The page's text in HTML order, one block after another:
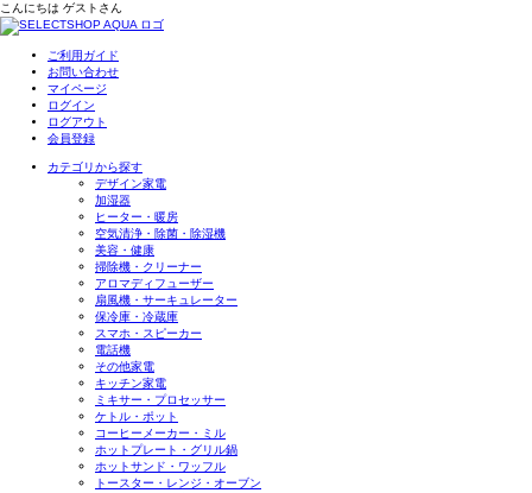
こんにちは ゲスト さん
ご利用ガイド
お問い合わせ
マイページ
ログイン
ログアウト
会員登録
カテゴリから探す
デザイン家電
加湿器
ヒーター・暖房
空気清浄・除菌・除湿機
美容・健康
掃除機・クリーナー
アロマディフューザー
扇風機・サーキュレーター
保冷庫・冷蔵庫
スマホ・スピーカー
電話機
その他家電
キッチン家電
ミキサー・プロセッサー
ケトル・ポット
コーヒーメーカー・ミル
ホットプレート・グリル鍋
ホットサンド・ワッフル
トースター・レンジ・オーブン